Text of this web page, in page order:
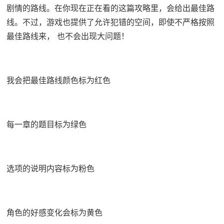
剧情的路线。在你现在正在看的这篇攻略里，会给出最佳路
线。不过，游戏也提供了允许犯错的空间，即使不严格按照
最佳路线来， 也不会出现大问题！
我会把最佳路线颜色标为红色
每一章的题目标为绿色
选项的说明内容标为粉色
角色的好感变化会标为黄色